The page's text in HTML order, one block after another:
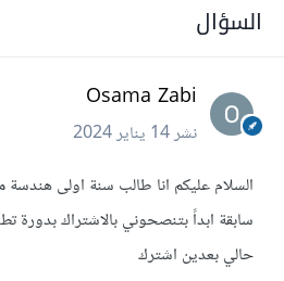
السؤال
Osama Zabi
نشر14 يناير 2024
السلام عليكم انا طالب سنة اولى هندسة
سابقة ابداً بتنصحوني بالاشتراك بدورة
حالي بعدين اشترك